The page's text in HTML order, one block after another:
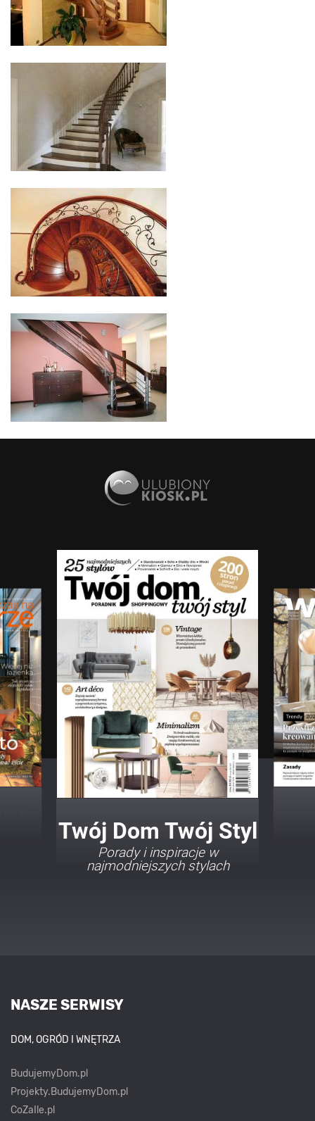
Twój Dom Twój Styl
Porady i inspiracje w
najmodniejszych stylach
NASZE SERWISY
DOM, OGRÓD I WNĘTRZA
BudujemyDom.pl
Projekty.BudujemyDom.pl
CoZaIle.pl